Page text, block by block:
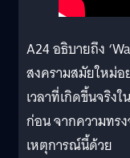
A24 อธิบายถึง
สงครามสมัยใหม่อ
เวลาที่เกิดขึ้นจริง
ก่อน จากความทร
เหตุการณ์นี้ด้วย